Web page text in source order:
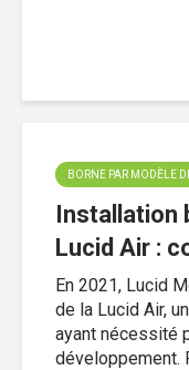
BORNE PAR MODÈLE
Installation
Lucid Air :
En 2021, Lucid
de la Lucid Air,
ayant nécessité
développement.